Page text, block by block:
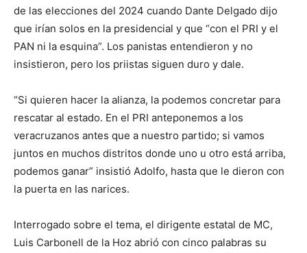
de las elecciones del 2024 cuando Dante Delgado dijo
que irían solos en la presidencial y que “con el PRI y el
PAN ni la esquina”. Los panistas entendieron y no
insistieron, pero los priistas siguen duro y dale.
“Si quieren hacer la alianza, la podemos concretar para
rescatar al estado. En el PRI anteponemos a los
veracruzanos antes que a nuestro partido; si vamos
juntos en muchos distritos donde uno u otro está arriba,
podemos ganar” insistió Adolfo, hasta que le dieron con
la puerta en las narices.
Interrogado sobre el tema, el dirigente estatal de MC,
Luis Carbonell de la Hoz abrió con cinco palabras su